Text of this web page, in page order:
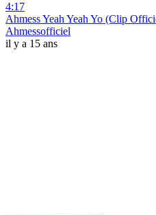
4:17
Ahmess Yeah Yeah Yo (Clip
Ahmessofficiel
il y a 15 ans